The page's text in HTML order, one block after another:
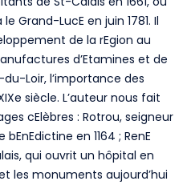
Grand-LucE en juin 1781. Il
de la rEgion au
d’Etamines et de
Loir, l’importance des
siècle. L’auteur nous fait
cElèbres : Rotrou, seigneur
en 1164 ; RenE
qui ouvrit un hôpital en
les monuments aujourd’hui